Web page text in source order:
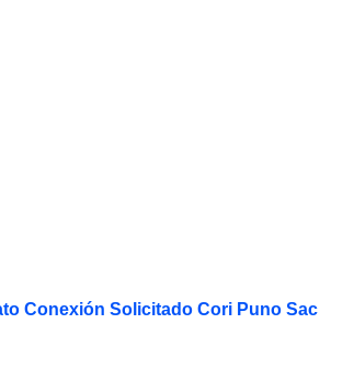
Conexión Solicitado Cori Puno Sac